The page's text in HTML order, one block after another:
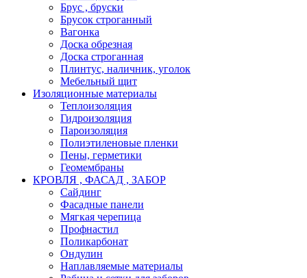
Брус , бруски
Брусок строганный
Вагонка
Доска обрезная
Доска строганная
Плинтус, наличник, уголок
Мебельный щит
Изоляционные материалы
Теплоизоляция
Гидроизоляция
Пароизоляция
Полиэтиленовые пленки
Пены, герметики
Геомембраны
КРОВЛЯ , ФАСАД , ЗАБОР
Сайдинг
Фасадные панели
Мягкая черепица
Профнастил
Поликарбонат
Ондулин
Наплавляемые материалы